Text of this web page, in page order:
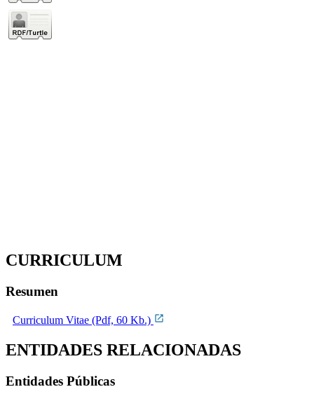
CURRICULUM
Resumen
Curriculum Vitae (Pdf, 60 Kb.)
ENTIDADES RELACIONADAS
Entidades Públicas